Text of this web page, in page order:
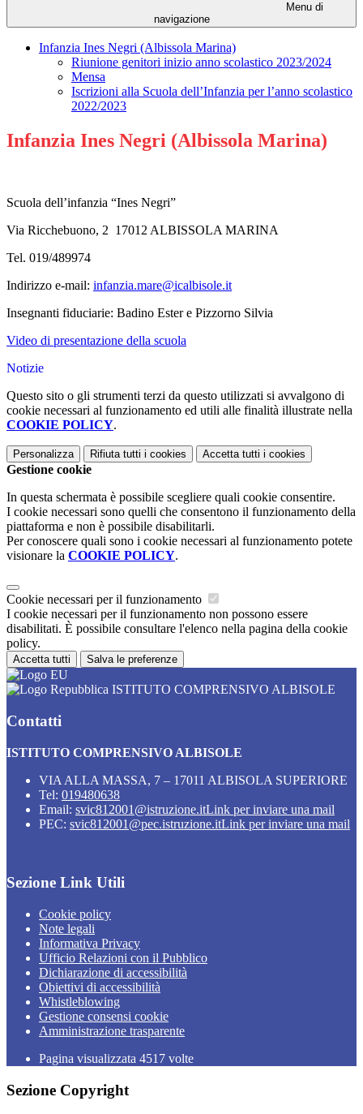
Menu di
navigazione
Infanzia Ines Negri (Albissola Marina)
Riunione genitori inizio anno scolastico 2023/2024
Mensa
Iscrizioni alla Scuola dell’Infanzia per l’anno scolastico
2022/2023
Infanzia Ines Negri (Albissola Marina)
Scuola dell’infanzia “Ines Negri”
Via Ricchebuono, 2 17012 ALBISSOLA MARINA
Tel. 019/489974
Indirizzo e-mail: infanzia.mare@icalbisole.it
Insegnanti fiduciarie: Badino Ester e Pizzorno Silvia
Video di presentazione della scuola
Notizie
Questo sito o gli strumenti terzi da questo utilizzati si avvalgono di
cookie necessari al funzionamento ed utili alle finalità illustrate nella
COOKIE POLICY.
Personalizza Rifiuta tutti i cookies Accetta tutti i cookies
Gestione cookie
In questa schermata è possibile scegliere quali cookie consentire.
I cookie necessari sono quelli che consentono il funzionamento della
piattaforma e non è possibile disabilitarli.
Per conoscere quali sono i cookie necessari al funzionamento potete
visionare la COOKIE POLICY.
Cookie necessari per il funzionamento
I cookie necessari per il funzionamento non possono essere
disabilitati. È possibile consultare l'elenco nella pagina della cookie
policy.
Accetta tutti Salva le preferenze
ISTITUTO COMPRENSIVO ALBISOLE
Contatti
ISTITUTO COMPRENSIVO ALBISOLE
VIA ALLA MASSA, 7 – 17011 ALBISOLA SUPERIORE
Tel: 019480638
Email: svic812001@istruzione.itLink per inviare una mail
PEC: svic812001@pec.istruzione.itLink per inviare una mail
Sezione Link Utili
Cookie policy
Note legali
Informativa Privacy
Ufficio Relazioni con il Pubblico
Dichiarazione di accessibilità
Obiettivi di accessibilità
Whistleblowing
Gestione consensi cookie
Amministrazione trasparente
Pagina visualizzata 4517 volte
Sezione Copyright